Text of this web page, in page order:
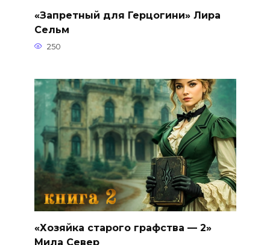
«Запретный для Герцогини» Лира
Сельм
250
«Хозяйка старого графства — 2»
Мила Север